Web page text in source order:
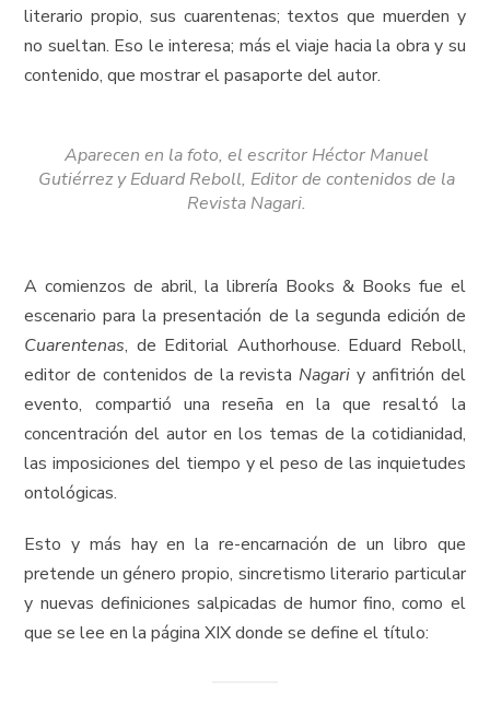
literario propio, sus cuarentenas; textos que muerden y
no sueltan. Eso le interesa; más el viaje hacia la obra y su
contenido, que mostrar el pasaporte del autor.
Aparecen en la foto, el escritor Héctor Manuel
Gutiérrez y Eduard Reboll, Editor de contenidos de la
Revista Nagari.
A comienzos de abril, la librería Books & Books fue el
escenario para la presentación de la segunda edición de
Cuarentenas, de Editorial Authorhouse. Eduard Reboll,
editor de contenidos de la revista Nagari y anfitrión del
evento, compartió una reseña en la que resaltó la
concentración del autor en los temas de la cotidianidad,
las imposiciones del tiempo y el peso de las inquietudes
ontológicas.
Esto y más hay en la re-encarnación de un libro que
pretende un género propio, sincretismo literario particular
y nuevas definiciones salpicadas de humor fino, como el
que se lee en la página XIX donde se define el título: